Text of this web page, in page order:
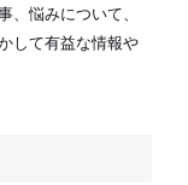
、悩みについて、
して有益な情報や